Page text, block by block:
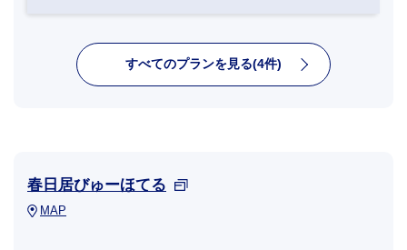
すべてのプランを見る(4件)
春日居びゅーほてる
MAP